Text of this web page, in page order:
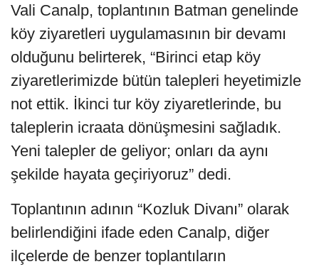
Vali Canalp, toplantının Batman genelinde
köy ziyaretleri uygulamasının bir devamı
olduğunu belirterek, “Birinci etap köy
ziyaretlerimizde bütün talepleri heyetimizle
not ettik. İkinci tur köy ziyaretlerinde, bu
taleplerin icraata dönüşmesini sağladık.
Yeni talepler de geliyor; onları da aynı
şekilde hayata geçiriyoruz” dedi.
Toplantının adının “Kozluk Divanı” olarak
belirlendiğini ifade eden Canalp, diğer
ilçelerde de benzer toplantıların